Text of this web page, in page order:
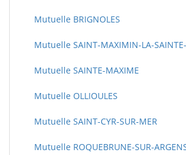
Mutuelle BRIGNOLES
Mutuelle SAINT-MAXIMIN-LA-
Mutuelle SAINTE-MAXIME
Mutuelle OLLIOULES
Mutuelle SAINT-CYR-SUR-MER
Mutuelle ROQUEBRUNE-SUR-